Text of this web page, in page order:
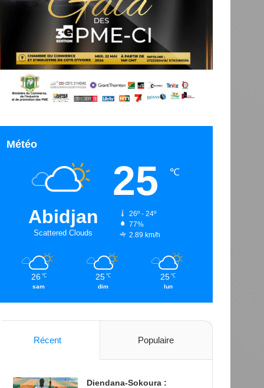
Météo
Abidjan
Scattered Clouds
25 ℃
26º - 24º
77%
2.89 km/h
26 ℃
sam
25 ℃
dim
25 ℃
lun
Récent Populaire
Diendana-Sokoura :